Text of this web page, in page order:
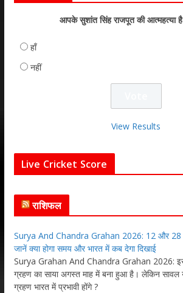
आपके सुशांत सिंह राजपूत की आत्महत्या है
हाँ
नहीं
View Results
Live Cricket Score
राशिफल
Surya And Chandra Grahan 2026: 12 और 28
जानें क्या होगा समय और भारत में कब देगा दिखाई
Surya Grahan And Chandra Grahan 2026:
ग्रहण का साया अगस्त माह में बना हुआ है। लेकिन सावल
ग्रहण भारत में प्रभावी होंगे ?